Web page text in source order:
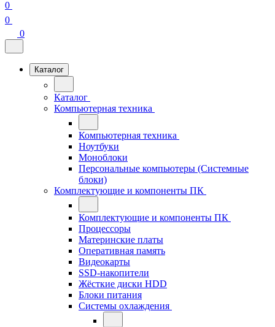
0
0
0
Каталог
Каталог
Компьютерная техника
Компьютерная техника
Ноутбуки
Моноблоки
Персональные компьютеры (Системные
блоки)
Комплектующие и компоненты ПК
Комплектующие и компоненты ПК
Процессоры
Материнские платы
Оперативная память
Видеокарты
SSD-накопители
Жёсткие диски HDD
Блоки питания
Системы охлаждения